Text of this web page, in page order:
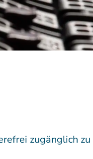
zugänglich zu